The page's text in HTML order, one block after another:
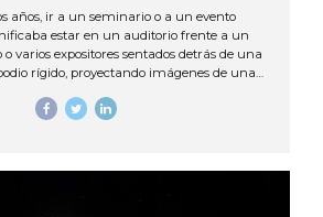
años, ir a un seminario o a un evento
estar en un auditorio frente a un
varios expositores sentados detrás de una
rígido, proyectando imágenes de una
las empresas cuentan con una enorme